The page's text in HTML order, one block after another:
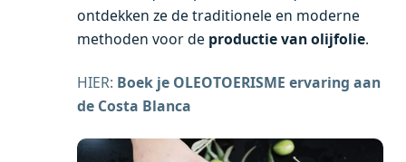
ontdekken ze de traditionele en moderne
methoden voor de productie van olijfolie.
HIER: Boek je OLEOTOERISME ervaring aan
de Costa Blanca